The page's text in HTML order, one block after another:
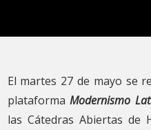
El martes 27 de mayo se
plataforma Modernismo
las Cátedras Abiertas de